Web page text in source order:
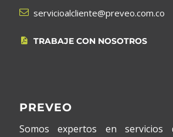

 servicioalcliente@preveo.com.co

 TRABAJE CON NOSOTROS
PREVEO
Somos expertos en servicios